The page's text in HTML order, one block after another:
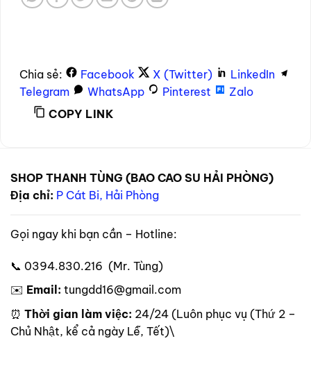
Chia sẻ: Facebook X (Twitter)
LinkedIn
Telegram
WhatsApp Pinterest
Zalo
COPY LINK
SHOP THANH TÙNG (BAO CAO SU HẢI PHÒNG)
Địa chỉ: P Cát Bi, Hải Phòng
Gọi ngay khi bạn cần – Hotline:
📞 0394.830.216 (Mr. Tùng)
✉️ Email: tungdd16@gmail.com
⏰ Thời gian làm việc: 24/24 (Luôn phục vụ (Thứ 2 –
Chủ Nhật, kể cả ngày Lễ, Tết)\